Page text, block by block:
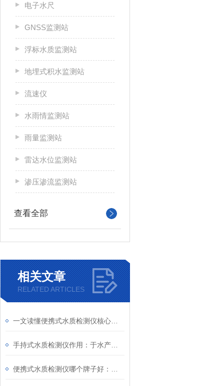
电子水尺
GNSS监测站
浮标水质监测站
地埋式积水监测站
流速仪
水雨情监测站
雨量监测站
雷达水位监测站
渗压渗流监测站
查看全部
相关文章
RELATED ARTICLES